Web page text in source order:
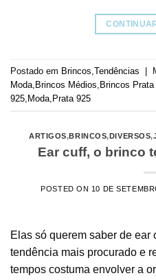
Postado em Brincos Tendências |
Moda Brincos Médios Brincos Prata
925 Moda Prata 925
ARTIGOS,BRINCOS, DIVERSOS,
Ear cuff, o brinco
POSTED ON 10 DE
Elas só querem saber de ear
tendência mais procurado e
tempos costuma envolver a